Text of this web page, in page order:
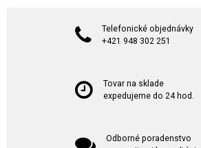
Telefonické objednávky
+421 948 302 251
Tovar na sklade
expedujeme do 24 hod.
Odborné poradenstvo